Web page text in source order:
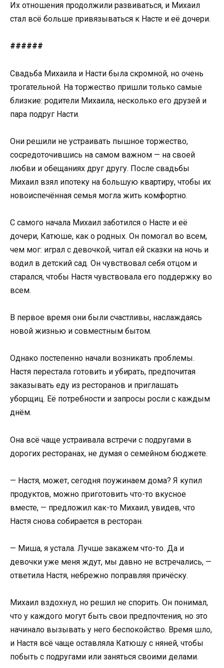
Их отношения продолжили развиваться, и Михаил
стал всё больше привязываться к Насте и её дочери.
######
Свадьба Михаила и Насти была скромной, но очень
трогательной. На торжество пришли только самые
близкие: родители Михаила, несколько его друзей и
пара подруг Насти.
Они решили не устраивать пышное торжество,
сосредоточившись на самом важном — на своей
любви и обещаниях друг другу. После свадьбы
Михаил взял ипотеку на большую квартиру, чтобы их
новоиспечённая семья могла жить комфортно.
С самого начала Михаил заботился о Насте и её
дочери, Катюше, как о родных. Он помогал во всем,
чем мог: играл с девочкой, читал ей сказки на ночь и
водил в детский сад. Он чувствовал себя отцом и
старался, чтобы Настя чувствовала его поддержку во
всем.
В первое время они были счастливы, наслаждаясь
новой жизнью и совместным бытом.
Однако постепенно начали возникать проблемы.
Настя перестала готовить и убирать, предпочитая
заказывать еду из ресторанов и приглашать
уборщиц. Её потребности и запросы росли с каждым
днём.
Она всё чаще устраивала встречи с подругами в
дорогих ресторанах, не думая о семейном бюджете.
— Настя, может, сегодня поужинаем дома? Я купил
продуктов, можно приготовить что-то вкусное
вместе, — предложил как-то Михаил, увидев, что
Настя снова собирается в ресторан.
— Миша, я устала. Лучше закажем что-то. Да и
девочки уже меня ждут, мы давно не встречались, —
ответила Настя, небрежно поправляя причёску.
Михаил вздохнул, но решил не спорить. Он понимал,
что у каждого могут быть свои предпочтения, но это
начинало вызывать у него беспокойство. Время шло,
и Настя всё чаще оставляла Катюшу с няней, чтобы
побыть с подругами или заняться своими делами.